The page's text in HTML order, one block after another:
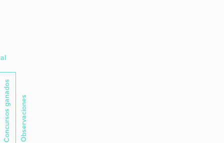
Concursos ganados Observaciones